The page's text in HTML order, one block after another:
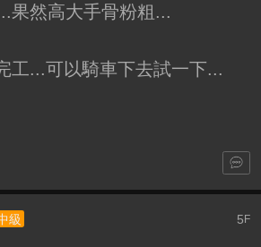
果然高大手骨粉粗...
工...可以騎車下去試一下...
5 F
級